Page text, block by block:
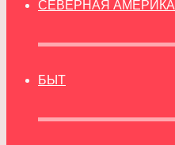
СЕВЕРНАЯ АМЕРИКА
БЫТ